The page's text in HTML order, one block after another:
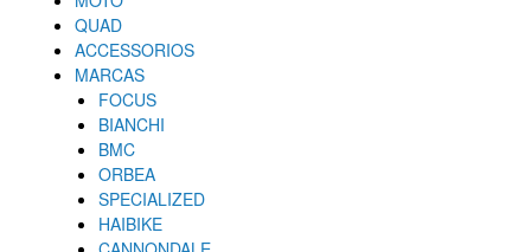
QUAD
ACCESSORIOS
MARCAS
FOCUS
BIANCHI
BMC
ORBEA
SPECIALIZED
HAIBIKE